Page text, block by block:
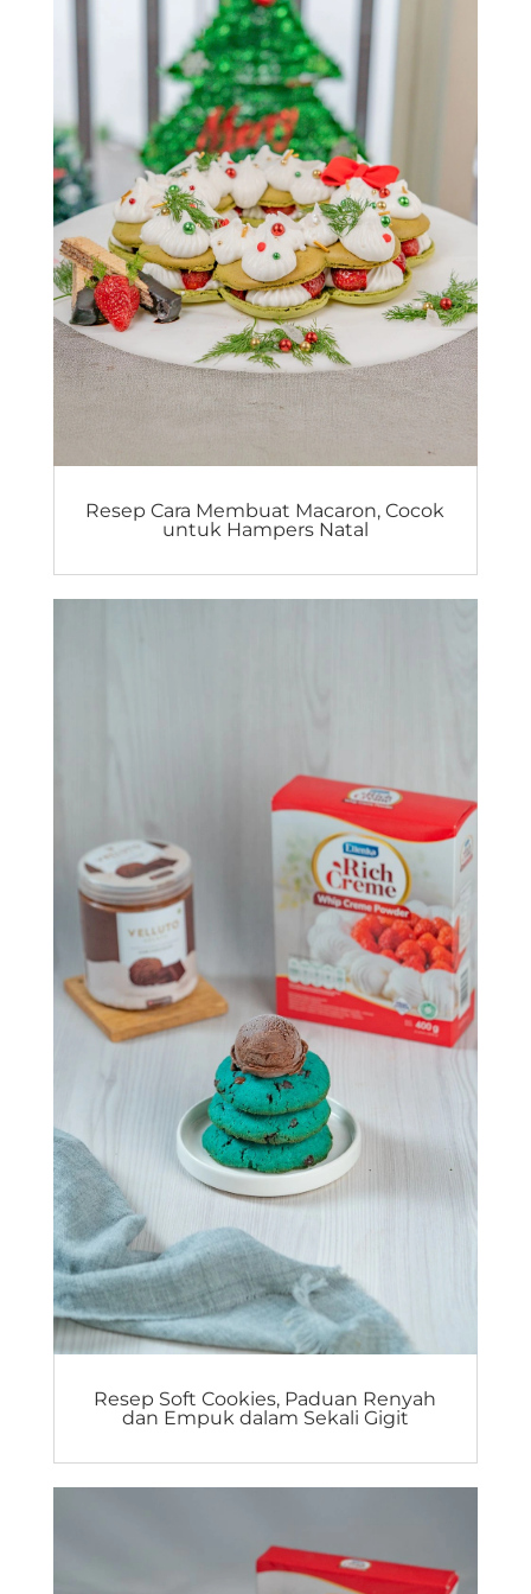
Resep Cara Membuat Macaron, Cocok
untuk Hampers Natal
Resep Soft Cookies, Paduan Renyah
dan Empuk dalam Sekali Gigit